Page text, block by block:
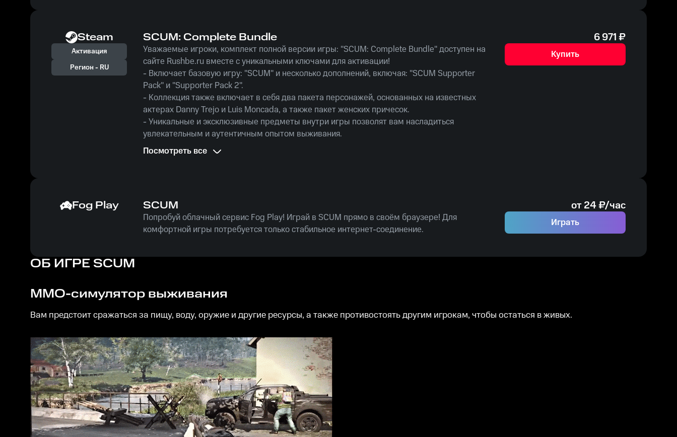
Steam
Активация
Регион - RU
SCUM: Complete Bundle
Уважаемые игроки, комплект полной версии игры: "SCUM: Complete Bundle" доступен на
сайте Rushbe.ru вместе с уникальными ключами для активации!
- Включает базовую игру: "SCUM" и несколько дополнений, включая: "SCUM Supporter
Pack" и "Supporter Pack 2".
- Коллекция также включает в себя два пакета персонажей, основанных на известных
актерах Danny Trejo и Luis Moncada, а также пакет женских причесок.
- Уникальные и эксклюзивные предметы внутри игры позволят вам насладиться
увлекательным и аутентичным опытом выживания.
Приобретая: "SCUM: Complete Bundle" на Rushbe.ru, вы обеспечиваете себе
незабываемые приключения и полностью погружаетесь в мир опасного выживания.
Посмотреть все
6 971₽
Купить
Fog Play SCUM
Попробуй облачный сервис Fog Play! Играй в SCUM прямо в своём браузере! Для
комфортной игры потребуется только стабильное интернет-соединение.
от24₽/час
Играть
ОБ ИГРЕ SCUM
ММО-симулятор выживания
Вам предстоит сражаться за пищу, воду, оружие и другие ресурсы, а также противостоять другим игрокам, чтобы остаться в живых.